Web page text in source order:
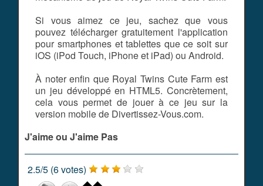
Si vous aimez ce jeu, sachez que vous
pouvez télécharger gratuitement l'application
pour smartphones et tablettes que ce soit sur
iOS (iPod Touch, iPhone et iPad) ou Android.
À noter enfin que Royal Twins Cute Farm est
un jeu développé en HTML5. Concrètement,
cela vous permet de jouer à ce jeu sur la
version mobile de Divertissez-Vous.com.
J'aime ou J'aime Pas
2.5/5 (6votes)